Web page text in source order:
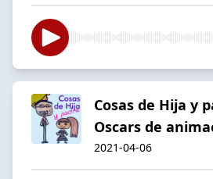
Cosas de Hija y
Oscars de
2021-04-06